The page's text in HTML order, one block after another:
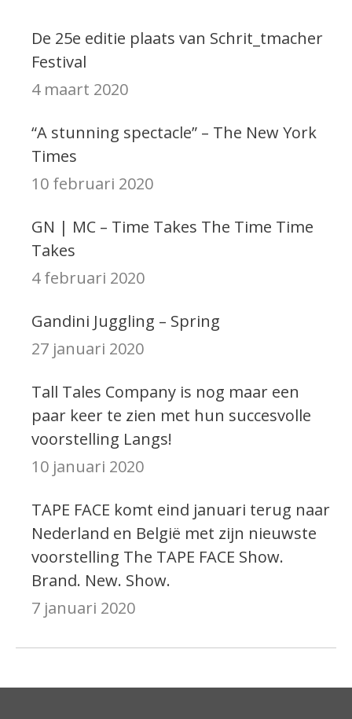
De 25e editie plaats van Schrit_tmacher
Festival
4 maart 2020
“A stunning spectacle” – The New York
Times
10 februari 2020
GN | MC – Time Takes The Time Time
Takes
4 februari 2020
Gandini Juggling – Spring
27 januari 2020
Tall Tales Company is nog maar een
paar keer te zien met hun succesvolle
voorstelling Langs!
10 januari 2020
TAPE FACE komt eind januari terug naar
Nederland en België met zijn nieuwste
voorstelling The TAPE FACE Show.
Brand. New. Show.
7 januari 2020